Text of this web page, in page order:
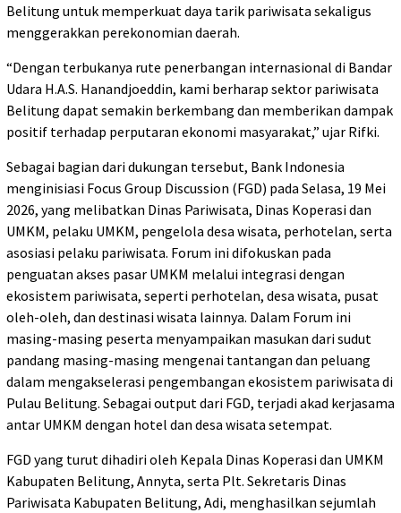
Belitung untuk memperkuat daya tarik pariwisata sekaligus
menggerakkan perekonomian daerah.
“Dengan terbukanya rute penerbangan internasional di Bandar
Udara H.A.S. Hanandjoeddin, kami berharap sektor pariwisata
Belitung dapat semakin berkembang dan memberikan dampak
positif terhadap perputaran ekonomi masyarakat,” ujar Rifki.
Sebagai bagian dari dukungan tersebut, Bank Indonesia
menginisiasi Focus Group Discussion (FGD) pada Selasa, 19 Mei
2026, yang melibatkan Dinas Pariwisata, Dinas Koperasi dan
UMKM, pelaku UMKM, pengelola desa wisata, perhotelan, serta
asosiasi pelaku pariwisata. Forum ini difokuskan pada
penguatan akses pasar UMKM melalui integrasi dengan
ekosistem pariwisata, seperti perhotelan, desa wisata, pusat
oleh-oleh, dan destinasi wisata lainnya. Dalam Forum ini
masing-masing peserta menyampaikan masukan dari sudut
pandang masing-masing mengenai tantangan dan peluang
dalam mengakselerasi pengembangan ekosistem pariwisata di
Pulau Belitung. Sebagai output dari FGD, terjadi akad kerjasama
antar UMKM dengan hotel dan desa wisata setempat.
FGD yang turut dihadiri oleh Kepala Dinas Koperasi dan UMKM
Kabupaten Belitung, Annyta, serta Plt. Sekretaris Dinas
Pariwisata Kabupaten Belitung, Adi, menghasilkan sejumlah